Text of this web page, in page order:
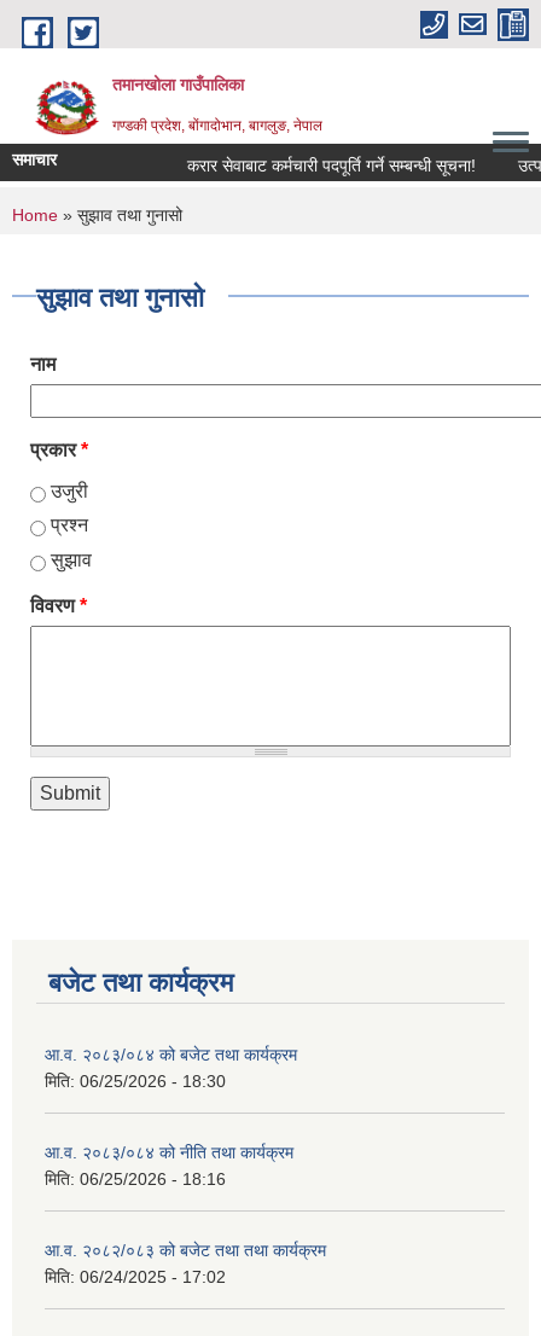
Skip to main content
तमानखोला गाउँपालिका
गण्डकी प्रदेश, बोंगादोभान, बागलुङ, नेपाल
समाचार करार सेवाबाट कर्मचारी पदपूर्ति गर्ने सम्बन्धी सूचना!
You are here
Home » सुझाव तथा गुनासो
सुझाव तथा गुनासो
नाम
प्रकार*
उजुरी
प्रश्न
सुझाव
विवरण*
बजेट तथा कार्यक्रम
आ.व. २०८३/०८४ को बजेट तथा कार्यक्रम
मिति: 06/25/2026 - 18:30
आ.व. २०८३/०८४ को नीति तथा कार्यक्रम
मिति: 06/25/2026 - 18:16
आ.व. २०८२/०८३ को बजेट तथा तथा कार्यक्रम
मिति: 06/24/2025 - 17:02